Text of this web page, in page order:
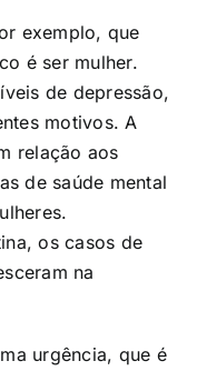
exemplo, que
é ser mulher.
de depressão,
motivos. A
relação aos
de saúde mental
os casos de
na
urgência, que é